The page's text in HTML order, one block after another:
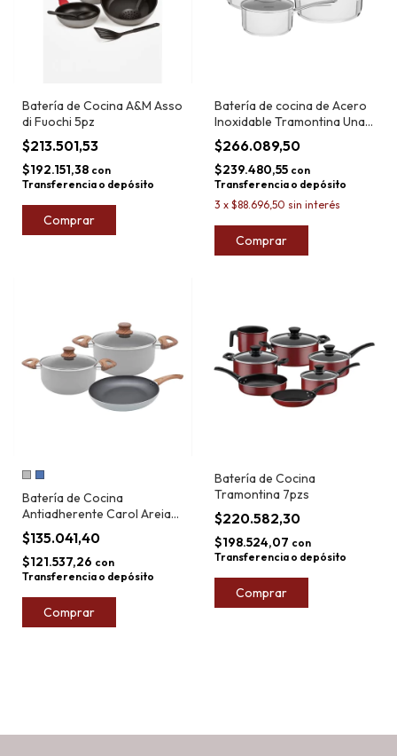
Batería de Cocina A&M Asso
di Fuochi 5pz
$213.501,53
$192.151,38 con
Transferencia o depósito
Comprar
Batería de cocina de Acero
Inoxidable Tramontina Una
3pzs
$266.089,50
$239.480,55 con
Transferencia o depósito
3 x $88.696,50 sin interés
Comprar
Batería de Cocina
Antiadherente Carol Areia
5pzs
$135.041,40
$121.537,26 con
Transferencia o depósito
Comprar
Batería de Cocina
Tramontina 7pzs
$220.582,30
$198.524,07 con
Transferencia o depósito
Comprar